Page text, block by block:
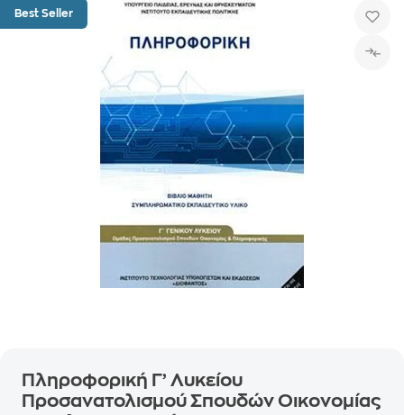
Best Seller
Πληροφορική Γ’ Λυκείου
Προσανατολισμού Σπουδών Οικονομίας